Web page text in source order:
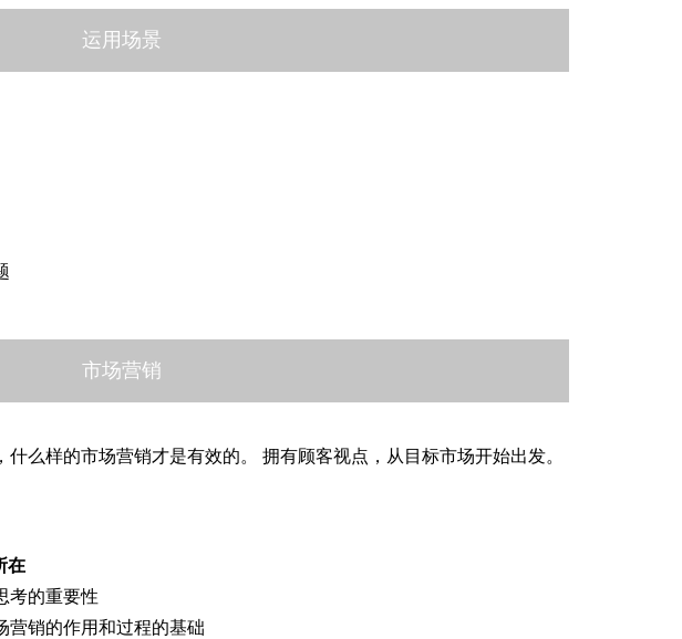
运用场景
市场营销
什么样的市场营销才是有效的。 拥有顾客视点，从目标市场开始出发。
在
考的重要性
营销的作用和过程的基础